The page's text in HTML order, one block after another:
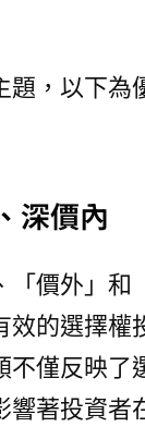
題，以下為
深價內
「價外」和
效的選擇權
不僅反映了
響著投資者